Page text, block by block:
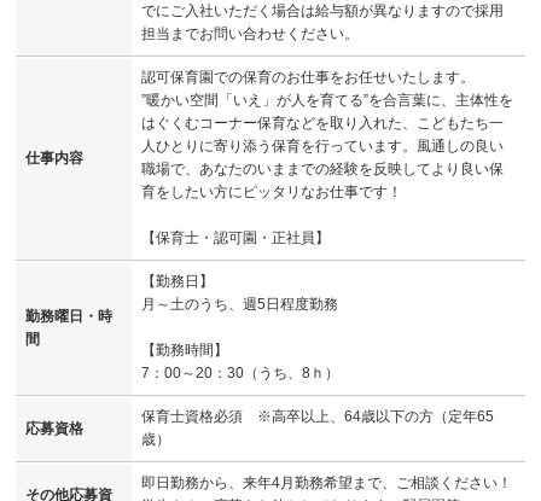
でにご入社いただく場合は給与額が異なりますので採用
担当までお問い合わせください。
仕事内容
認可保育園での保育のお仕事をお任せいたします。
”暖かい空間「いえ」が人を育てる”を合言葉に、主体性を
はぐくむコーナー保育などを取り入れた、こどもたち一
人ひとりに寄り添う保育を行っています。風通しの良い
職場で、あなたのいままでの経験を反映してより良い保
育をしたい方にピッタリなお仕事です！
【保育士・認可園・正社員】
勤務曜日・時
間
【勤務日】
月～土のうち、週5日程度勤務
【勤務時間】
7：00～20：30（うち、8ｈ）
応募資格
保育士資格必須 ※高卒以上、64歳以下の方（定年65
歳）
その他応募資
即日勤務から、来年4月勤務希望まで、ご相談ください！